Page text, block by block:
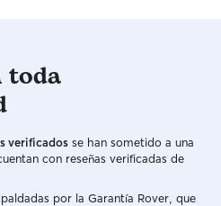
toda
verificados se han sometido a una
con reseñas verificadas de
por la Garantía Rover, que